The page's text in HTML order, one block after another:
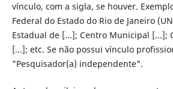
vínculo, com a sigla, se houver.
Federal do Estado do Rio de Janeiro
Estadual de [...]; Centro Municipal [...];
[...]; etc. Se não possui vínculo
"Pesquisador(a) independente".